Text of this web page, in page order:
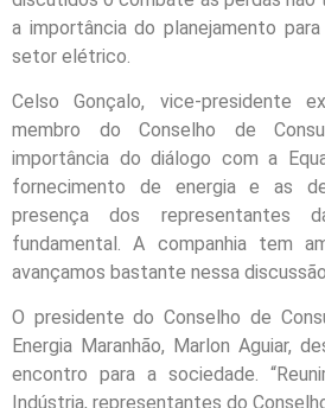
a importância do planejamento
setor elétrico.
Celso Gonçalo, vice-presidente
membro do Conselho de
importância do diálogo com a
fornecimento de energia e as
presença dos representantes
fundamental. A companhia tem
avançamos bastante nessa
O presidente do Conselho de
Energia Maranhão, Marlon Aguiar,
encontro para a sociedade.
Indústria, representantes do